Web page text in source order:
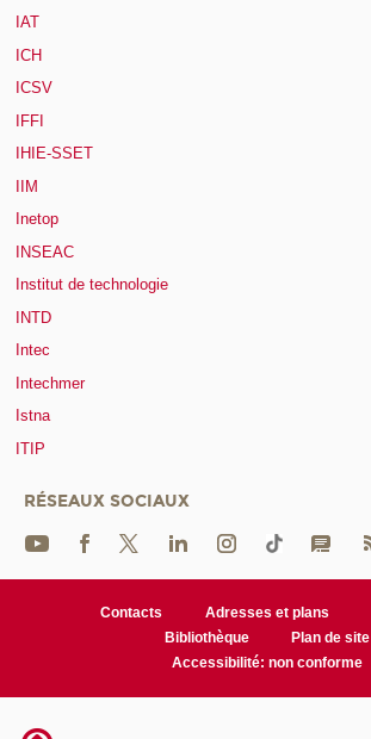
IAT
ICH
ICSV
IFFI
IHIE-SSET
IIM
Inetop
INSEAC
Institut de technologie
INTD
Intec
Intechmer
Istna
ITIP
RÉSEAUX SOCIAUX
Contacts Adresses et plans
Bibliothèque
Plan de site
Accessibilité: non conforme